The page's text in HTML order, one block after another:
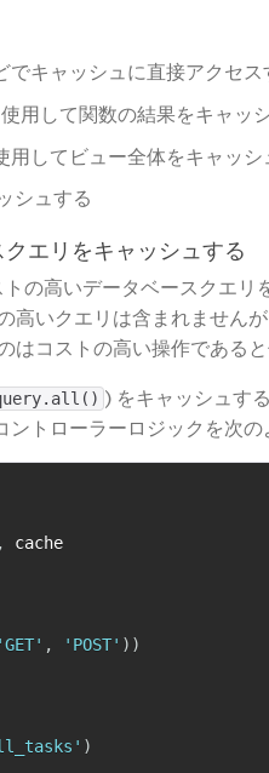
でキャッシュに直接アクセス
用して関数の結果をキャッ
用してビュー全体をキャッ
シュする
エリをキャッシュする
の高いデータベースクエリ
高いクエリは含まれません
はコストの高い操作である
​) をキャッシュす
ントローラーロジックを次
, cache
'GET' , 'POST' ) )
)